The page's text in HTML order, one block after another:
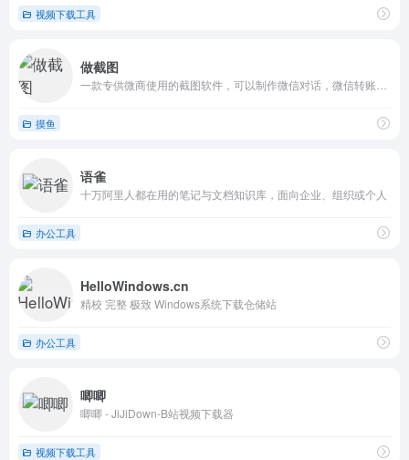
视频下载工具
做截图
摸鱼
语雀
十万阿里人都在用的笔记与文档知识库，面向企业、组织或个人
办公工具
HelloWindows.cn
精校 完整 极致 Windows系统下载仓储站
办公工具
唧唧
唧唧 - JiJiDown-B站视频下载器
视频下载工具